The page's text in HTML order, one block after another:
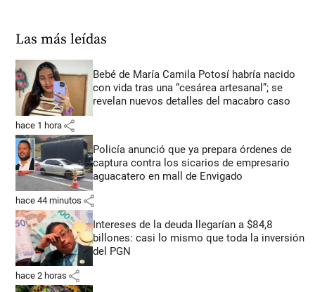
Las más leídas
Bebé de María Camila Potosí habría nacido
con vida tras una “cesárea artesanal”; se
revelan nuevos detalles del macabro caso
hace 1 hora share
Policía anunció que ya prepara órdenes de
captura contra los sicarios de empresario
aguacatero en mall de Envigado
hace 44 minutos share
Intereses de la deuda llegarían a $84,8
billones: casi lo mismo que toda la inversión
del PGN
hace 2 horas share